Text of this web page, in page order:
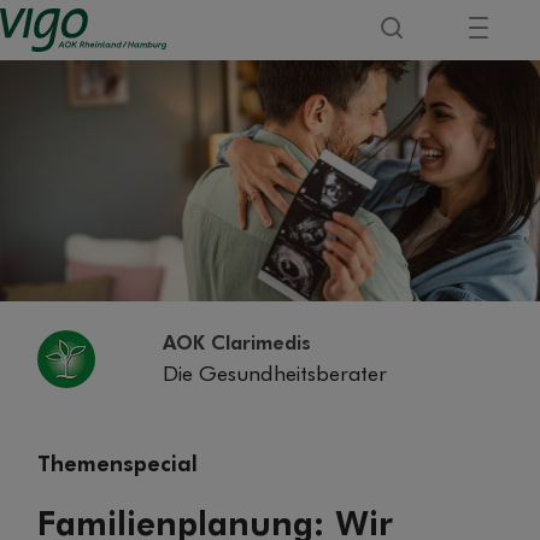
AOK Clarimedis
Die Gesundheitsberater
Themenspecial
Familienplanung: Wir